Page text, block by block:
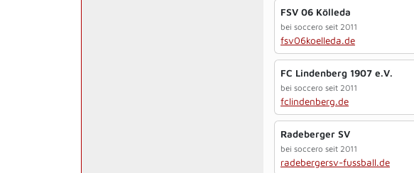
FSV 06 Kölleda
bei soccero seit 2011
fsv06koelleda.de
FC Lindenberg 1907 e.V.
bei soccero seit 2011
fclindenberg.de
Radeberger SV
bei soccero seit 2011
radebergersv-fussball.de